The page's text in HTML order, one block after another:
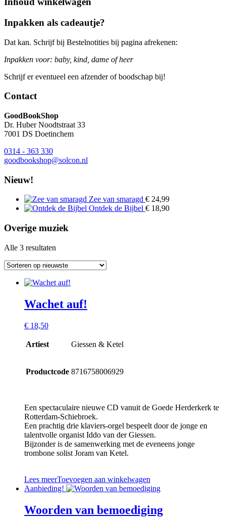
Inpakken als cadeautje?
Dat kan. Schrijf bij Bestelnotities bij pagina afrekenen:
Inpakken voor: baby, kind, dame of heer
Schrijf er eventueel een afzender of boodschap bij!
Contact
GoodBookShop
Dr. Huber Noodtstraat 33
7001 DS Doetinchem
0314 - 363 330
goodbookshop@solcon.nl
Nieuw!
Zee van smaragd € 24,99
Ontdek de Bijbel € 18,90
Overige muziek
Alle 3 resultaten
Wachet auf!
€ 18,50
Artiest Giessen & Ketel
Productcode 8716758006929
Een spectaculaire nieuwe CD vanuit de Goede Herderkerk te
Rotterdam-Schiebroek.
Een prachtig drie klaviers-orgel bespeelt door de jonge en
talentvolle organist Iddo van der Giessen.
Bijzonder is de samenwerking met de eveneens jonge
trombone solist Joram van Ketel.
Lees meerToevoegen aan winkelwagen
Aanbieding!
Woorden van bemoediging